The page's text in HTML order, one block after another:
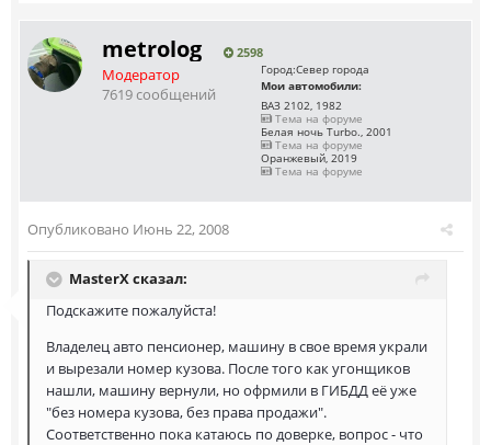
metrolog 2598
Модератор
7619 сообщений
Город:Север города
Мои автомобили:
ВАЗ 2102, 1982
Тема на форуме
Белая ночь Turbo., 2001
Тема на форуме
Оранжевый, 2019
Тема на форуме
Опубликовано Июнь 22, 2008
MasterX сказал:
Подскажите пожалуйста!
Владелец авто пенсионер, машину в свое время украли
и вырезали номер кузова. После того как угонщиков
нашли, машину вернули, но офрмили в ГИБДД её уже
"без номера кузова, без права продажи".
Соответственно пока катаюсь по доверке, вопрос - что